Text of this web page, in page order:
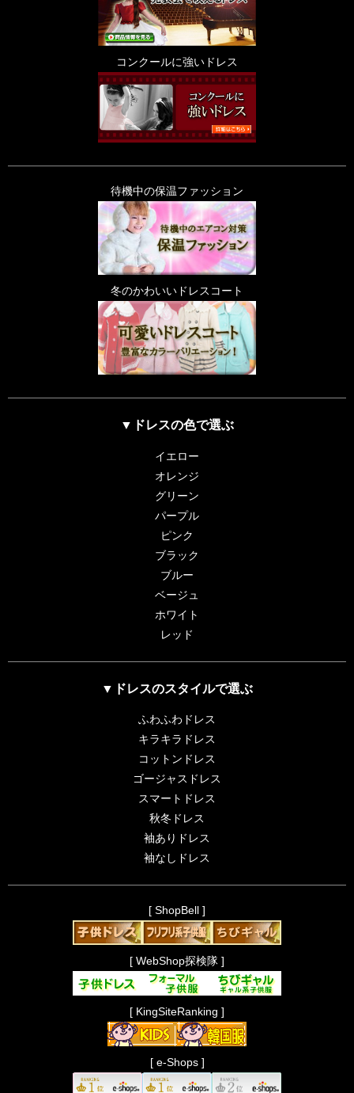
コンクールに強いドレス
待機中の保温ファッション
冬のかわいいドレスコート
▼ドレスの色で選ぶ
イエロー
オレンジ
グリーン
パープル
ピンク
ブラック
ブルー
ベージュ
ホワイト
レッド
▼ドレスのスタイルで選ぶ
ふわふわドレス
キラキラドレス
コットンドレス
ゴージャスドレス
スマートドレス
秋冬ドレス
袖ありドレス
袖なしドレス
[ ShopBell ]
[ WebShop探検隊 ]
[ KingSiteRanking ]
[ e-Shops ]